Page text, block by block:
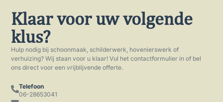
Klaar voor uw volgende
klus?
Hulp nodig bij schoonmaak, schilderwerk, hovenierswerk of
verhuizing? Wij staan voor u klaar! Vul het contactformulier in of bel
ons direct voor een vrijblijvende offerte.
Telefoon
06-28653041